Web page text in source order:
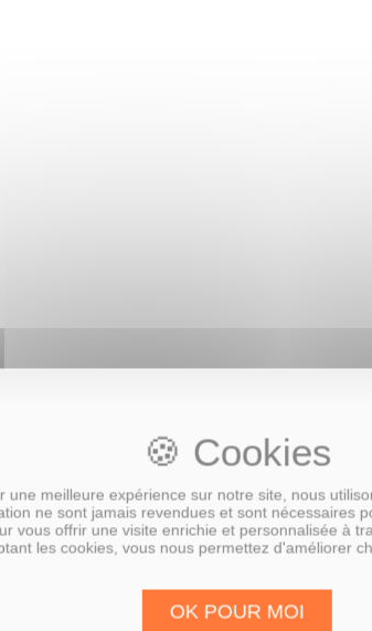
une meilleure expérience sur notre site, nous
ne sont jamais revendues et sont nécessaires
vous offrir une visite enrichie et personnalisée à
les cookies, vous nous permettez d'améliorer
OK POUR MOI
des Pères